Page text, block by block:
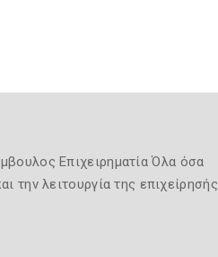
Επιχειρηματία Όλα όσα
την λειτουργία της επιχείρησής